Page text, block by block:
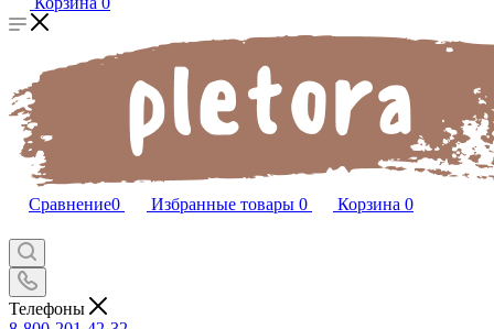
Сравнение0 Избранные товары 0 Корзина 0
Телефоны